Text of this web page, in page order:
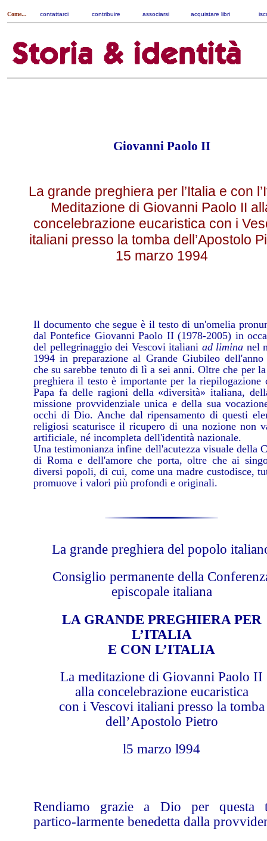
Come... contattarci contribuire associarsi acquistare libri
Giovanni Paolo II
La grande preghiera per l’Italia e con
Meditazione di Giovanni Paolo II
concelebrazione eucaristica con i
italiani presso la tomba dell’Apostolo
15 marzo 1994
Il documento che segue è il testo di un'omelia
dal Pontefice Giovanni Paolo II (1978-2005) in
del pellegrinaggio dei Vescovi italiani ad limina nel
1994 in preparazione al Grande Giubileo dell'anno
che su sarebbe tenuto di lì a sei anni. Oltre che per
preghiera il testo è importante per la riepilogazione
Papa fa delle ragioni della «diversità» italiana,
missione provvidenziale unica e della sua
occhi di Dio. Anche dal ripensamento di questi
religiosi scaturisce il ricupero di una nozione non
artificiale, né incompleta dell'identità nazionale.
Una testimonianza infine dell'acutezza visuale della
di Roma e dell'amore che porta, oltre che ai
diversi popoli, di cui, come una madre custodisce,
promuove i valori più profondi e originali.
La grande preghiera del popolo
Consiglio permanente della
episcopale italiana
LA GRANDE PREGHIERA PER
L’ITALIA
E CON L’ITALIA
La meditazione di Giovanni Paolo II
alla concelebrazione eucaristica
con i Vescovi italiani presso la tomba
dell’Apostolo Pietro
l5 marzo l994
Rendiamo grazie a Dio per questa
partico-larmente benedetta dalla